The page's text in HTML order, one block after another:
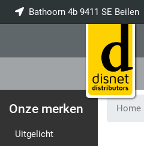
Bathoorn 4b 9411 SE Beilen
Onze merken
Uitgelicht
Home